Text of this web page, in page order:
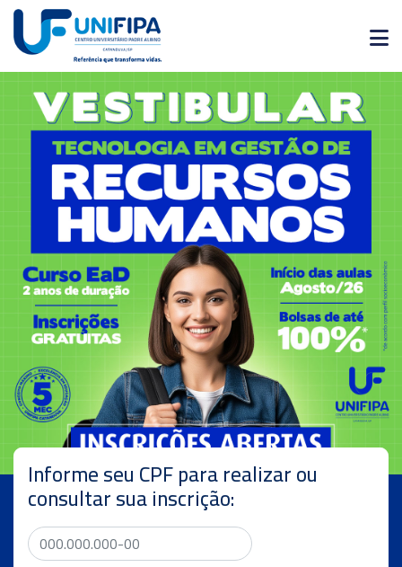
Graduação
Pós-
Graduação
Pesquisa
Extensão
Vestibular
Institucional
Internacionalização
Residência
Médica
Cursos
TOUR
360º
Fale
Conosco
Informe seu CPF para realizar ou
consultar sua inscrição: